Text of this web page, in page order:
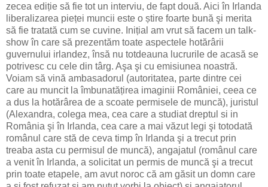
zecea ediție să fie tot un interviu, de fapt două. Aici în Irlanda
liberalizarea pieței muncii este o știre foarte bună şi merita
să fie tratată cum se cuvine. Inițial am vrut să facem un talk-
show în care să prezentăm toate aspectele hotărârii
guvernului irlandez, însă nu totdeauna lucrurile de acasă se
potrivesc cu cele din târg. Aşa şi cu emisiunea noastră.
Voiam să vină ambasadorul (autoritatea, parte dintre cei
care au muncit la îmbunatățirea imaginii României, ceea ce
a dus la hotărârea de a scoate permisele de muncă), juristul
(Alexandra, colega mea, cea care a studiat dreptul si in
România şi în Irlanda, cea care a mai văzut legi şi totodată
românul care stă de ceva timp în Irlanda şi a trecut prin
treaba asta cu permisul de muncă), angajatul (românul care
a venit în Irlanda, a solicitat un permis de muncă şi a trecut
prin toate etapele, am avut noroc că am găsit un domn care